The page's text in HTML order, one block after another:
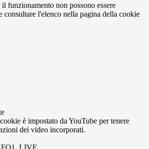
funzionamento non possono essere
consultare l'elenco nella pagina della cookie
è impostato da YouTube per tenere
dei video incorporati.